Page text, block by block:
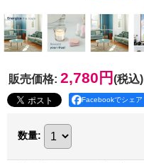
販売価格: 2,780円 (税込)
Facebookでシェア
数量: